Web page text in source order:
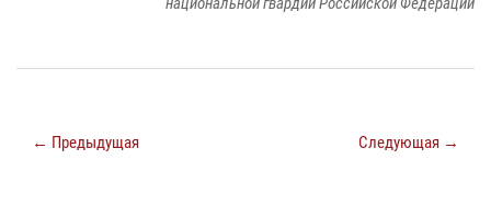
← Предыдущая Следующая →